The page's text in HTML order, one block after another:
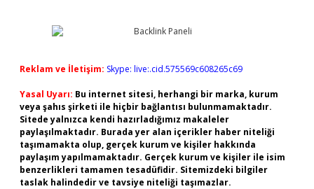
Reklam ve İletişim: Skype: live:.cid.575569c608265c69
Yasal Uyarı: Bu internet sitesi, herhangi bir marka, kurum
veya şahıs şirketi ile hiçbir bağlantısı bulunmamaktadır.
Sitede yalnızca kendi hazırladığımız makaleler
paylaşılmaktadır. Burada yer alan içerikler haber niteliği
taşımamakta olup, gerçek kurum ve kişiler hakkında
paylaşım yapılmamaktadır. Gerçek kurum ve kişiler ile isim
benzerlikleri tamamen tesadüfidir. Sitemizdeki bilgiler
taslak halindedir ve tavsiye niteliği taşımazlar.